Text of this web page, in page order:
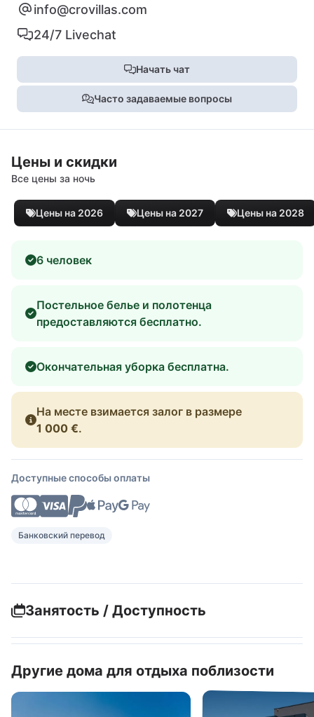
info@crovillas.com
24/7 Livechat
Начать чат
Часто задаваемые вопросы
Цены и скидки
Все цены за ночь
Цены на 2026 Цены на 2027 Цены на 2028
6 человек
Постельное белье и полотенца
предоставляются бесплатно.
Окончательная уборка бесплатна.
На месте взимается залог в размере
1 000 €.
Доступные способы оплаты
Банковский перевод
Занятость / Доступность
Другие дома для отдыха поблизости